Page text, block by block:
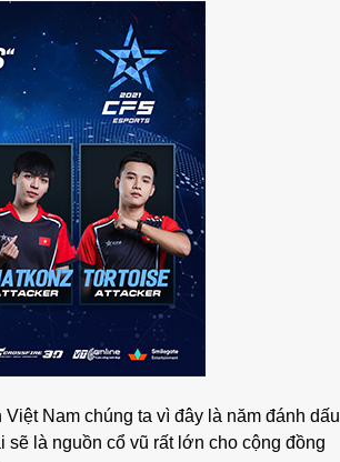
Nam chúng ta vì đây là năm đánh dấu
là nguồn cổ vũ rất lớn cho cộng đồng